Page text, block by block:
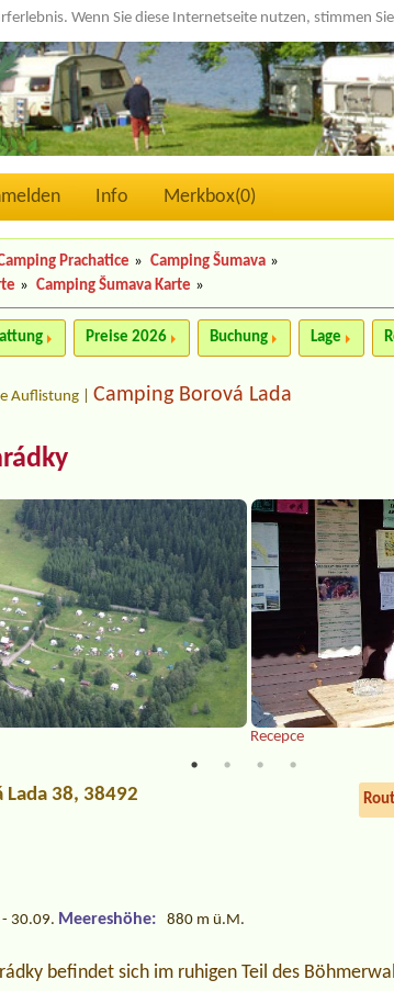
Wenn Sie diese Internetseite nutzen, stimmen
Info Merkbox(0)
Prachatice » Camping Šumava »
» Camping Šumava Karte »
Preise 2026 Buchung Lage
Auflistung |Camping Borová Lada
Recepce
Lada 38, 38492
30.09. Meereshöhe: 880 m ü.M.
befindet sich im ruhigen Teil des